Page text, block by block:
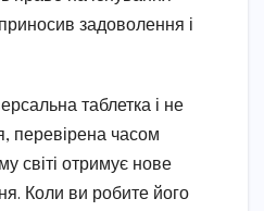
задоволення і
таблетка і не
перевірена часом
світі отримує нове
Коли ви робите його